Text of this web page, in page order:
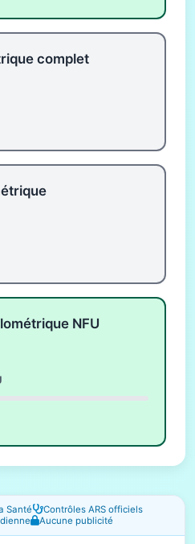
complet
NFU
Santé
Contrôles ARS officiels
Aucune publicité